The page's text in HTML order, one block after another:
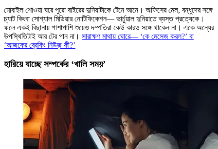
মোবাইল শোওয়া ঘরে পুরো বাইরের দুনিয়াটাকে টেনে আনে। অফিসের মেল, বন্ধুদের সঙ্গে
চ্যাট কিংবা সোশ্যাল মিডিয়ার নোটিফিকেশন— ভার্চুয়াল দুনিয়াতে ব্যস্ত প্রত্যেকে।
ফলে একই বিছানায় পাশাপাশি শুয়েও দম্পতিরা কেউ কারও সঙ্গে থাকেন না। একে অন্যের
উপস্থিতিটাই আর টের পান না। সারাক্ষণ মাথায় ঘোরে— ‘কে মেসেজ করল?’ বা
‘আজকের ব্রেকিং নিউজ় কী?’
হারিয়ে যাচ্ছে সম্পর্কের ‘খালি সময়’